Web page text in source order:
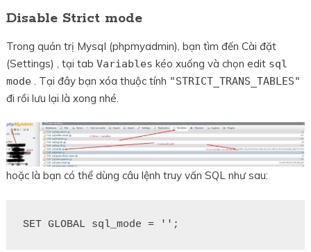
Disable Strict mode
Trong quản trị Mysql (phpmyadmin), bạn tìm đến Cài đặt
(Settings) , tại tab Variables kéo xuống và chọn edit sql
mode. Tại đây bạn xóa thuộc tính "STRICT_TRANS_TABLES"
đi rồi lưu lại là xong nhé.
hoặc là bạn có thể dùng câu lệnh truy vấn SQL như sau:
SET GLOBAL sql_mode = '';